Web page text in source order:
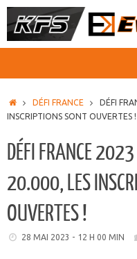
Passer
au
ACCUEIL
DÉFI FRANCE
DÉFI
INSCRIPTIONS SONT OUVERTES !
DÉFI FRANCE
20.000, LES
OUVERTES !
28 MAI 2023 - 12 H 00 MIN